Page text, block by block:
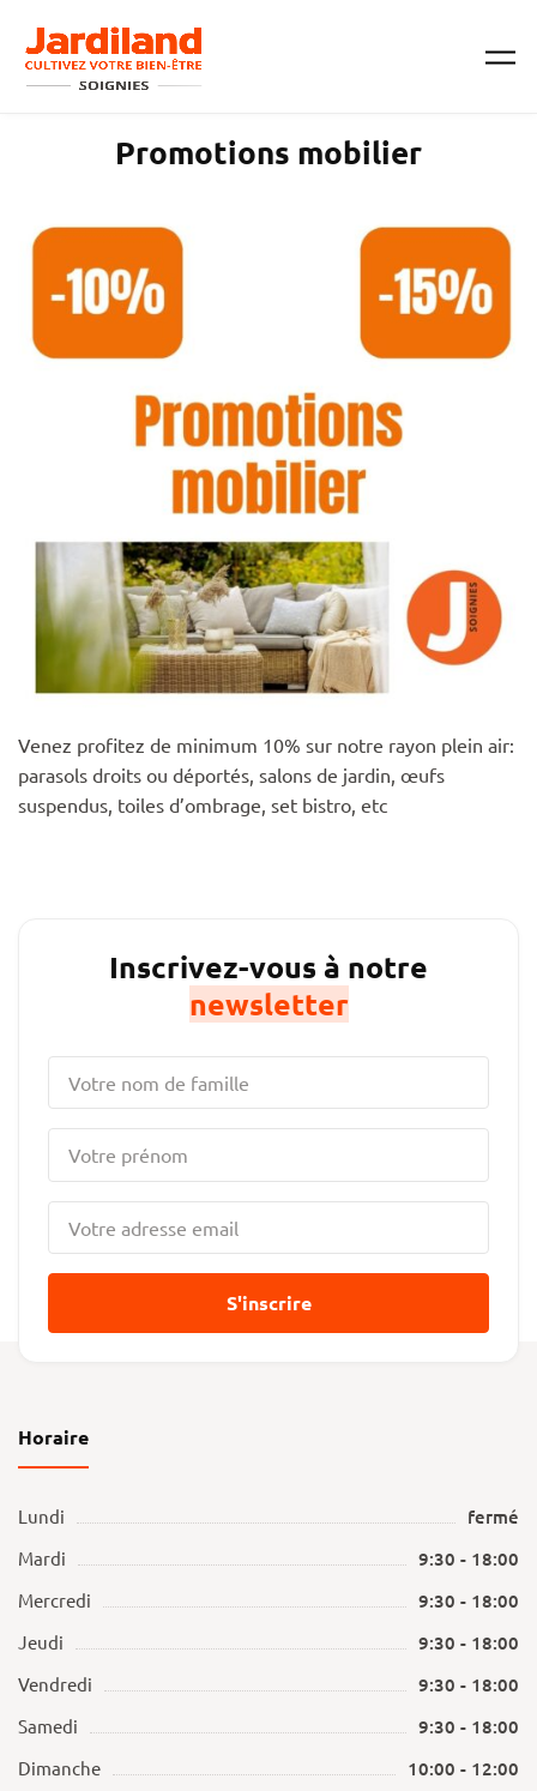
Promotions mobilier
Venez profitez de minimum 10% sur notre rayon plein air:
parasols droits ou déportés, salons de jardin, œufs
suspendus, toiles d’ombrage, set bistro, etc
Inscrivez-vous à notre
newsletter
S'inscrire
Horaire
Lundi fermé
Mardi 9:30 - 18:00
Mercredi 9:30 - 18:00
Jeudi 9:30 - 18:00
Vendredi 9:30 - 18:00
Samedi 9:30 - 18:00
Dimanche 10:00 - 12:00